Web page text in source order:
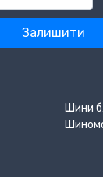
Залишити
Шини